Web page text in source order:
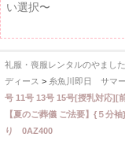
い選択〜
ホーム
全 国 配 送
礼服・喪服レンタルのやました
ディース > 糸魚川即日 サマ
号 11号 13号 15号[授乳対応][
【夏のご葬儀 ご法要】{５分
り 0AZ400